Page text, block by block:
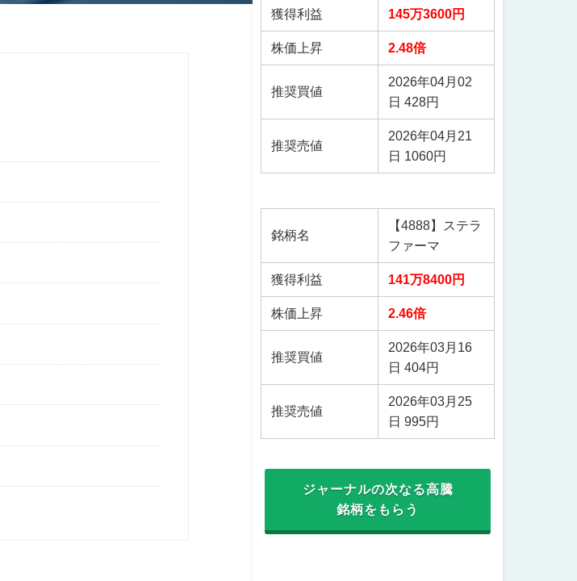
獲得利益 145万3600円
株価上昇 2.48倍
推奨買値
2026年04月02
日 428円
推奨売値
2026年04月21
日 1060円
銘柄名
【4888】ステラ
ファーマ
獲得利益 141万8400円
株価上昇 2.46倍
推奨買値
2026年03月16
日 404円
推奨売値
2026年03月25
日 995円
ジャーナルの次なる高騰
銘柄をもらう